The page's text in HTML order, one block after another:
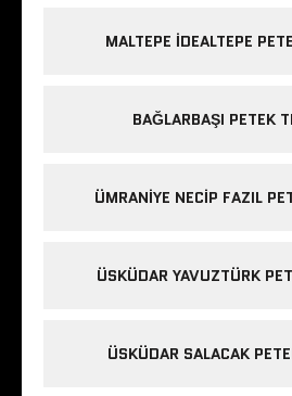
MALTEPE IDEALTEPE
BAĞLARBAŞI PETEK
ÜMRANIYE NECIP FAZIL
ÜSKÜDAR YAVUZTÜRK
ÜSKÜDAR SALACAK